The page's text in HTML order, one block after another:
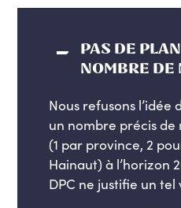
PAS DE
NOMBRE DE
Nous refusons l’idée
un nombre précis
(1 par province, 2
Hainaut) à l’horizon
DPC ne justifie un